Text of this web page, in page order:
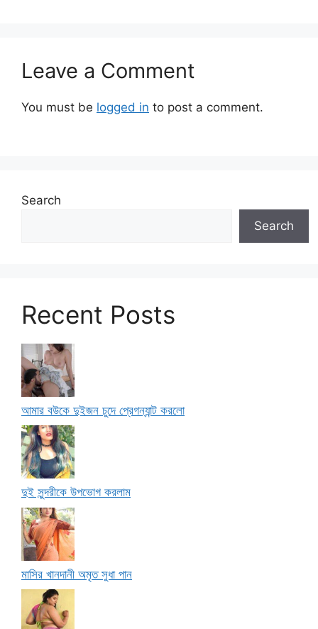
Leave a Comment
You must be logged in to post a comment.
Search
Search
Recent Posts
আমার বউকে দুইজন চুদে প্রেগন্যান্ট করলো
দুই সুন্দরীকে উপভোগ করলাম
মাসির খানদানী অমৃত সুধা পান